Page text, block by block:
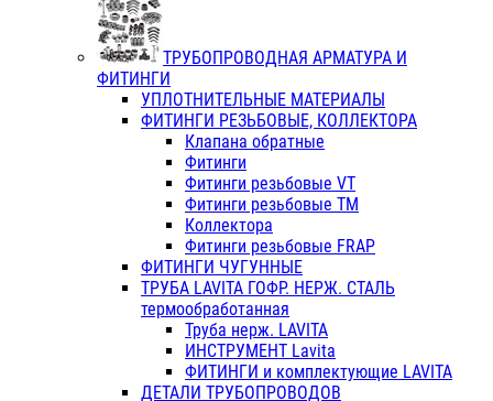
ТРУБОПРОВОДНАЯ АРМАТУРА И
ФИТИНГИ
УПЛОТНИТЕЛЬНЫЕ МАТЕРИАЛЫ
ФИТИНГИ РЕЗЬБОВЫЕ, КОЛЛЕКТОРА
Клапана обратные
Фитинги
Фитинги резьбовые VT
Фитинги резьбовые ТМ
Коллектора
Фитинги резьбовые FRAP
ФИТИНГИ ЧУГУННЫЕ
ТРУБА LAVITA ГОФР. НЕРЖ. СТАЛЬ
термообработанная
Труба нерж. LAVITA
ИНСТРУМЕНТ Lavita
ФИТИНГИ и комплектующие LAVITA
ДЕТАЛИ ТРУБОПРОВОДОВ